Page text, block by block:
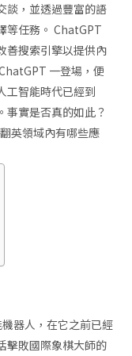
談，並透過豐富的語
等任務。 ChatGPT
善搜索引擎以提供內
一登場，便
工智能時代已經到
事實是否真的如此？
英領域內有哪些應
器人，在它之前已經
擊敗國際象棋大師的